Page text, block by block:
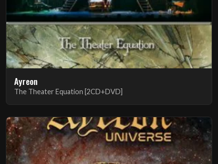
Ayreon
The Theater Equation [2CD+DVD]